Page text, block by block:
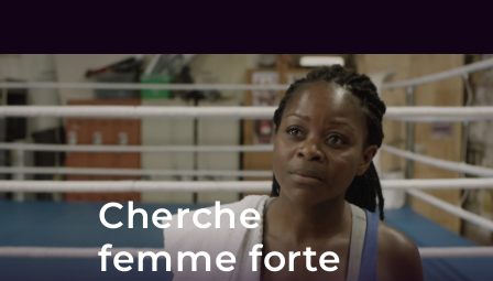
Cherche
femme forte